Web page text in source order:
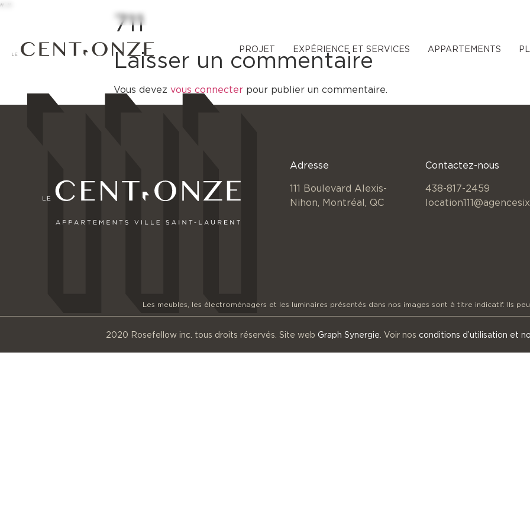
" "
PROJET EXPÉRIENCE ET SERVICES APPARTEMENTS
711
Laisser un commentaire
Vous devez vous connecter pour publier un commentaire.
Adresse
111 Boulevard Alexis-
Nihon, Montréal, QC
Contactez-nous
438-817-2459
Les meubles, les électroménagers et les luminaires présentés dans nos images sont à titre indicatif. Ils
2020 Rosefellow inc. tous droits réservés. Site web Graph Synergie . Voir nos conditions d’utilisation et